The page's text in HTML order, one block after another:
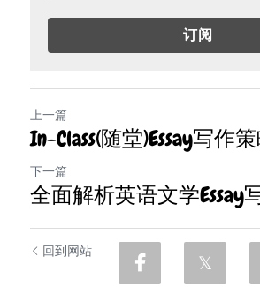
订阅
上一篇
In-Class(随堂)Essay写作
下一篇
全面解析英语文学Essay
回到网站